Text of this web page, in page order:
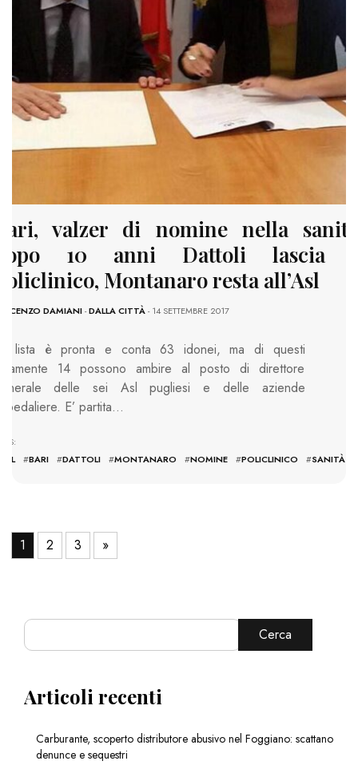
valzer di nomine nella
10 anni Dattoli lascia
Montanaro resta all’Asl
DAMIANI-DALLA CITTÀ- 14 SETTEMBRE 2017
lista è pronta e conta 63 idonei, ma di questi
14 possono ambire al posto di direttore
delle sei Asl pugliesi e delle aziende
E’ partita…
#BARI #DATTOLI #MONTANARO #NOMINE #POLICLINICO #SANITÀ
1 2 3 »
Cerca
Articoli recenti
Carburante, scoperto distributore abusivo nel Foggiano: scattano
denunce e sequestri